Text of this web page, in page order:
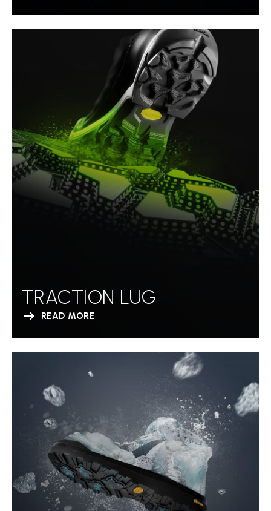
TRACTION LUG
READ MORE